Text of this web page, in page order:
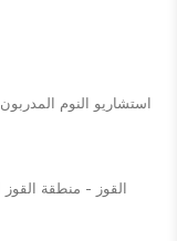
استشاريو النوم